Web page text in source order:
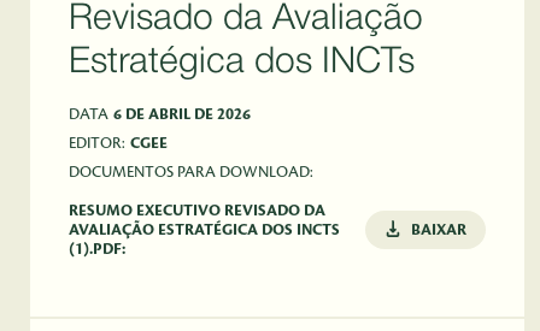
Revisado da Avaliação
Estratégica dos INCTs
DATA 6 DE ABRIL DE 2026
EDITOR: CGEE
DOCUMENTOS PARA DOWNLOAD:
RESUMO EXECUTIVO REVISADO DA
AVALIAÇÃO ESTRATÉGICA DOS INCTS
(1).PDF:
BAIXAR